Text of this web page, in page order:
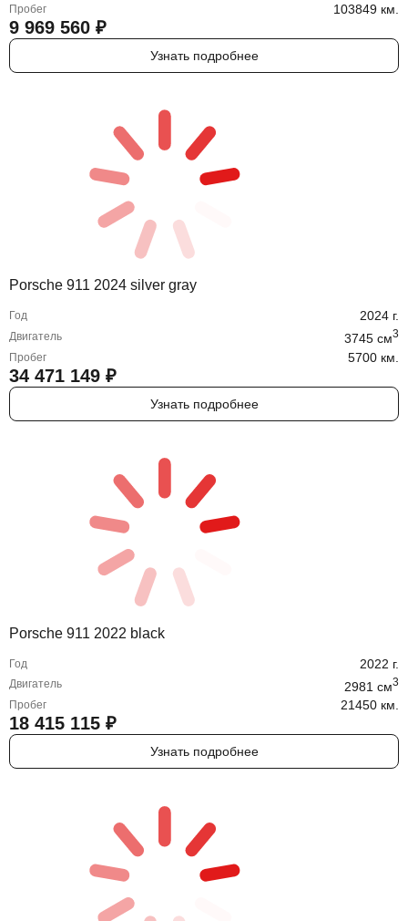
Пробег 103849 км.
9 969 560 ₽
Узнать подробнее
Porsche 911 2024 silver gray
Год 2024 г.
Двигатель 3745 cм3
Пробег 5700 км.
34 471 149 ₽
Узнать подробнее
Porsche 911 2022 black
Год 2022 г.
Двигатель 2981 cм3
Пробег 21450 км.
18 415 115 ₽
Узнать подробнее